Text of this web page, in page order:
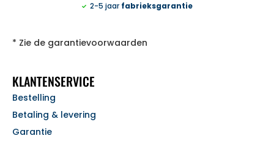
2-5 jaar fabrieksgarantie
* Zie de garantievoorwaarden
KLANTENSERVICE
Bestelling
Betaling & levering
Garantie